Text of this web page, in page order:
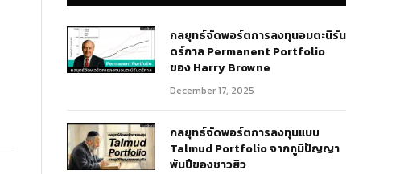
กลยุทธ์​จัดพอร์ตการลงทุนอมตะนิรัน
ดร์กาล Permanent Portfolio
ของ Harry Browne
December 17, 2025
กลยุทธ์จัดพอร์ตการลงทุนแบบ
Talmud Portfolio จากภูมิปัญญา
พันปีของชาวยิว